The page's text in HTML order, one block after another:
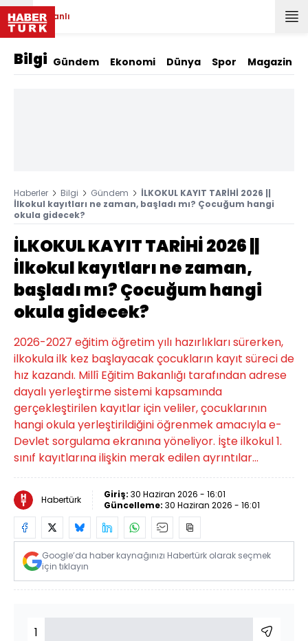
Canlı
Bilgi Gündem Ekonomi Dünya Spor Magazin
Haberler Bilgi Gündem
İLKOKUL KAYIT TARİHİ 2026 ||
İlkokul kayıtları ne zaman, başladı mı? Çocuğum hangi
okula gidecek?
İLKOKUL KAYIT TARİHİ 2026 ||
İlkokul kayıtları ne zaman,
başladı mı? Çocuğum hangi
okula gidecek?
2026-2027 eğitim öğretim yılı hazırlıkları sürerken,
ilkokula ilk kez başlayacak çocukların kayıt süreci de
hız kazandı. Millî Eğitim Bakanlığı tarafından adrese
dayalı yerleştirme sistemi kapsamında
gerçekleştirilen kayıtlar için veliler, çocuklarının
hangi okula yerleştirildiğini öğrenmek amacıyla e-
Devlet sorgulama ekranına yöneliyor. İşte ilkokul 1.
sınıf kayıtlarına ilişkin merak edilen ayrıntılar...
Habertürk Giriş: 30 Haziran 2026 - 16:01
Güncelleme: 30 Haziran 2026 - 16:01
Google’da haber kaynağınızı Habertürk olarak seçmek
için tıklayın
1